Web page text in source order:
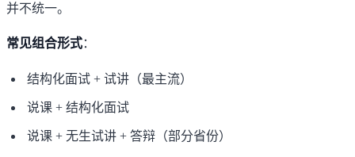
并不统一。
常见组合形式：
结构化面试 + 试讲（最主流）
说课 + 结构化面试
说课 + 无生试讲 + 答辩（部分省份）